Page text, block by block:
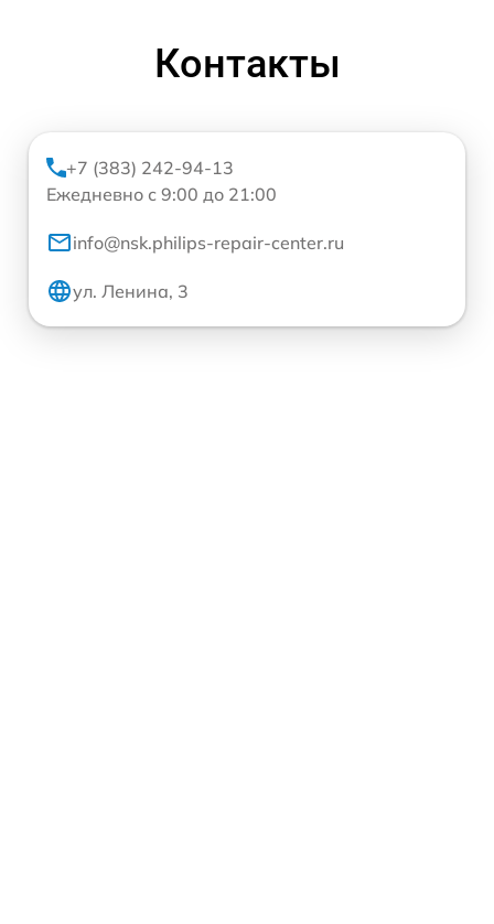
Контакты
+7 (383) 242-94-13
Ежедневно с 9:00 до 21:00
info@nsk.philips-repair-center.ru
ул. Ленина, 3